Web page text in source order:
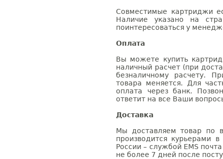
Совместимые картриджи
Наличие указано на
поинтересоваться у
Оплата
Вы можете купить
наличный расчет (при
безналичному расчету.
товара меняется. Для
оплата через банк.
ответит на все Ваши
Доставка
Мы доставляем товар по
производится курьерами
России – службой EMS
не более 7 дней после